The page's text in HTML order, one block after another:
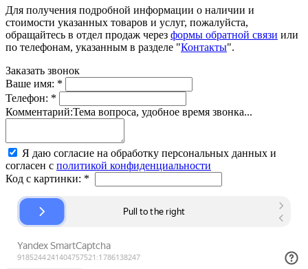
Для получения подробной информации о наличии и
стоимости указанных товаров и услуг, пожалуйста,
обращайтесь в отдел продаж через формы обратной связи или
по телефонам, указанным в разделе "Контакты".
Заказать звонок
Ваше имя: *
Телефон: *
Комментарий:Тема вопроса, удобное время звонка...
Я даю согласие на обработку персональных данных и
согласен с политикой конфиденциальности
Код с картинки: *